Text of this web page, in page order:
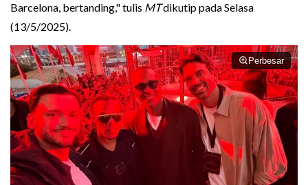
Barcelona, bertanding," tulis MTdikutip pada Selasa
(13/5/2025).
Perbesar